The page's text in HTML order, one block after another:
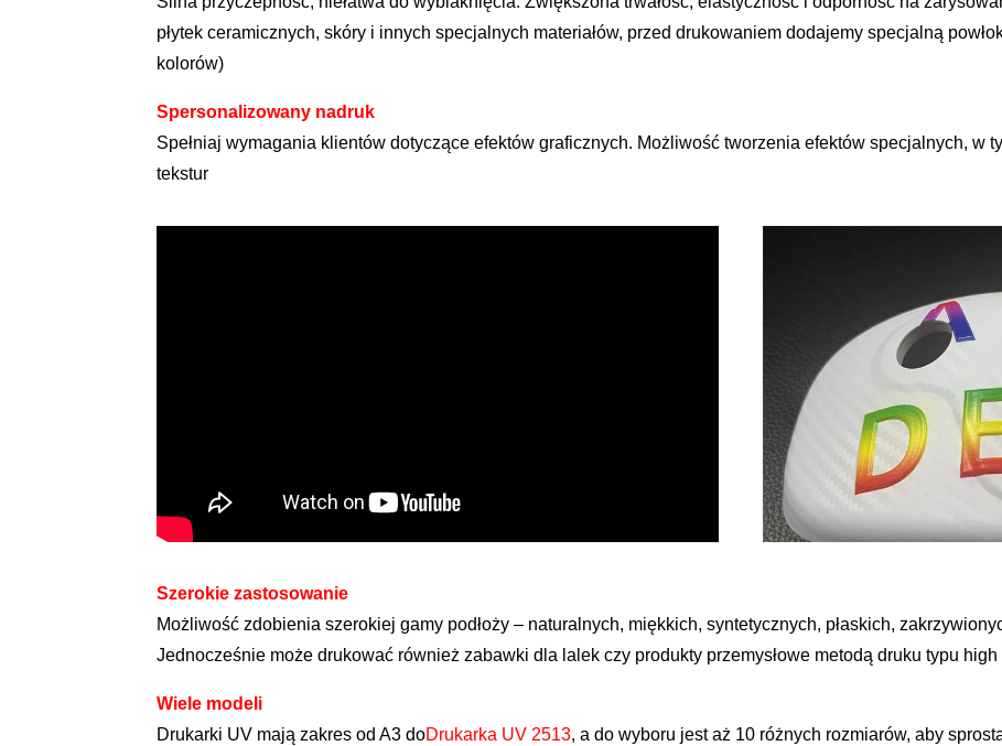
płytek ceramicznych, skóry i innych specjalnych materiałów, przed drukowaniem dodajemy specjalną
kolorów)
Spersonalizowany nadruk
Spełniaj wymagania klientów dotyczące efektów graficznych. Możliwość tworzenia efektów specjalnych, w
tekstur
Szerokie zastosowanie
Możliwość zdobienia szerokiej gamy podłoży – naturalnych, miękkich, syntetycznych, płaskich,
Jednocześnie może drukować również zabawki dla lalek czy produkty przemysłowe metodą druku typu high
Wiele modeli
Drukarki UV mają zakres od A3 doDrukarka UV 2513, a do wyboru jest aż 10 różnych rozmiarów, aby